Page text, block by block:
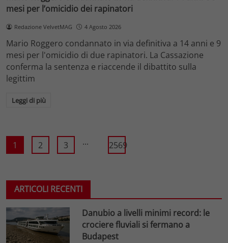
mesi per l’omicidio dei rapinatori
Redazione VelvetMAG 4 Agosto 2026
Mario Roggero condannato in via definitiva a 14 anni e 9
mesi per l'omicidio di due rapinatori. La Cassazione
conferma la sentenza e riaccende il dibattito sulla
legittim
Leggi di più
1 2 3 ... 2569
ARTICOLI RECENTI
Danubio a livelli minimi record: le
crociere fluviali si fermano a
Budapest